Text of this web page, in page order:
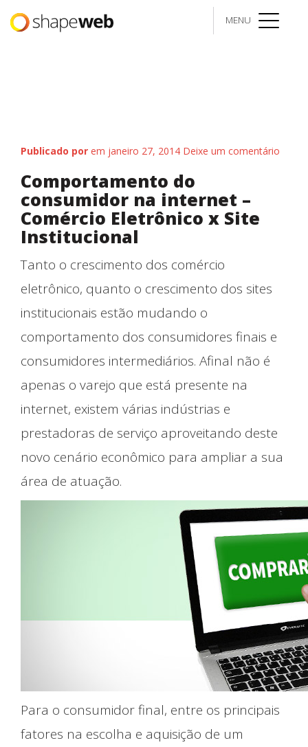
MENU
Publicado por em janeiro 27, 2014 Deixe um comentário
Comportamento do
consumidor na internet –
Comércio Eletrônico x Site
Institucional
Tanto o crescimento dos comércio
eletrônico, quanto o crescimento dos sites
institucionais estão mudando o
comportamento dos consumidores finais e
consumidores intermediários. Afinal não é
apenas o varejo que está presente na
internet, existem várias indústrias e
prestadoras de serviço aproveitando deste
novo cenário econômico para ampliar a sua
área de atuação.
Para o consumidor final, entre os principais
fatores na escolha e aquisição de um